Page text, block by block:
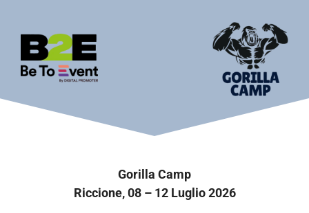
Gorilla Camp
Riccione, 08 – 12 Luglio 2026